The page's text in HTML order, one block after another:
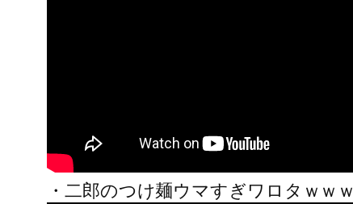
・二郎のつけ麺ウマすぎワロタｗｗｗ